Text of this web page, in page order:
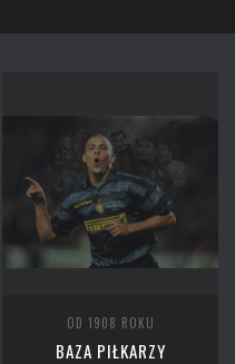
OD 1908 ROKU
BAZA PIŁKARZY